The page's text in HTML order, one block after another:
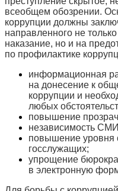
всеобщем обозрении.
коррупции должны
направленного не
наказание, но и на
по профилактике
информационная
на донесение к
коррупции и
любых
повышение
независимость
повышение уровня
госслужащих;
упрощение
в электронную